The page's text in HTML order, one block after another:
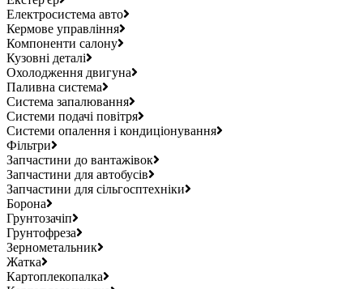
Електросистема авто
Кермове управління
Компоненти салону
Кузовні деталі
Охолодження двигуна
Паливна система
Система запалювання
Системи подачі повітря
Системи опалення і кондиціонування
Фільтри
Запчастини до вантажівок
Запчастини для автобусів
Запчастини для сільгосптехніки
Борона
Грунтозачіп
Грунтофреза
Зернометальник
Жатка
Картоплекопалка